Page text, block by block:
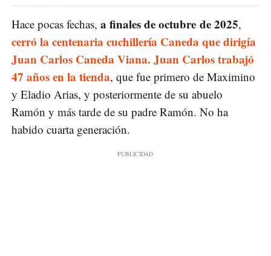
Hace pocas fechas, a finales de octubre de 2025,
cerró la centenaria cuchillería Caneda que dirigía
Juan Carlos Caneda Viana. Juan Carlos trabajó
47 años en la tienda, que fue primero de Maximino
y Eladio Arias, y posteriormente de su abuelo
Ramón y más tarde de su padre Ramón. No ha
habido cuarta generación.